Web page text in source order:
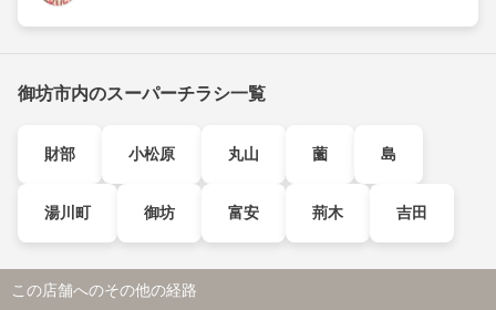
御坊市内のスーパーチラシ一覧
財部 小松原 丸山 薗 島
湯川町 御坊 富安 荊木 吉田
この店舗へのその他の経路